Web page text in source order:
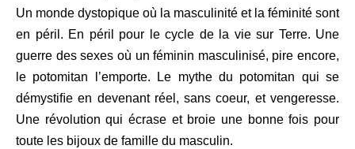
Un monde dystopique où la masculinité et la féminité sont
en péril. En péril pour le cycle de la vie sur Terre. Une
guerre des sexes où un féminin masculinisé, pire encore,
le potomitan l’emporte. Le mythe du potomitan qui se
démystiﬁe en devenant réel, sans coeur, et vengeresse.
Une révolution qui écrase et broie une bonne fois pour
toute les bijoux de famille du masculin.